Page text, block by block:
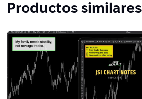
Productos similares